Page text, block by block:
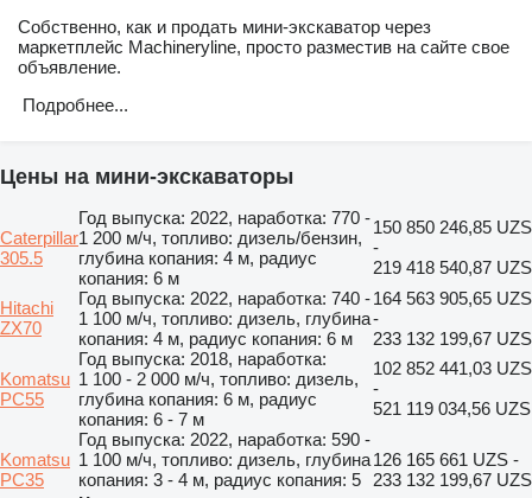
Собственно, как и продать мини-экскаватор через
маркетплейс Machineryline, просто разместив на сайте свое
объявление.
Подробнее...
Цены на мини-экскаваторы
Caterpillar
305.5
Год выпуска: 2022, наработка: 770 -
1 200 м/ч, топливо: дизель/бензин,
глубина копания: 4 м, радиус
копания: 6 м
150 850 246,85 UZS
-
219 418 540,87 UZS
Hitachi
ZX70
Год выпуска: 2022, наработка: 740 -
1 100 м/ч, топливо: дизель, глубина
копания: 4 м, радиус копания: 6 м
164 563 905,65 UZS
-
233 132 199,67 UZS
Komatsu
PC55
Год выпуска: 2018, наработка:
1 100 - 2 000 м/ч, топливо: дизель,
глубина копания: 6 м, радиус
копания: 6 - 7 м
102 852 441,03 UZS
-
521 119 034,56 UZS
Komatsu
PC35
Год выпуска: 2022, наработка: 590 -
1 100 м/ч, топливо: дизель, глубина
копания: 3 - 4 м, радиус копания: 5
126 165 661 UZS -
233 132 199,67 UZS